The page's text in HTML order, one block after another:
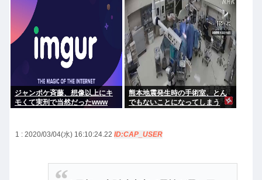
ジャンポケ斉藤、想像以上にキ
モくて実刑で当然だったwww
熊本地震発生時の手術室、とん
でもないことになってしまう
1 : 2020/03/04(水) 16:10:24.22 ID:CAP_USER